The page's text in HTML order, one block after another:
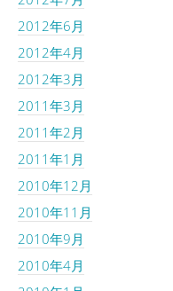
2012年6月
2012年4月
2012年3月
2011年3月
2011年2月
2011年1月
2010年12月
2010年11月
2010年9月
2010年4月